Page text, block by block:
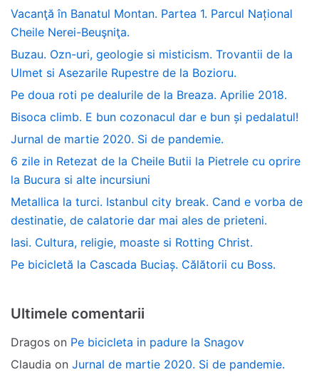
Vacanţă în Banatul Montan. Partea 1. Parcul Național
Cheile Nerei-Beuşniţa.
Buzau. Ozn-uri, geologie si misticism. Trovantii de la
Ulmet si Asezarile Rupestre de la Bozioru.
Pe doua roti pe dealurile de la Breaza. Aprilie 2018.
Bisoca climb. E bun cozonacul dar e bun și pedalatul!
Jurnal de martie 2020. Si de pandemie.
6 zile in Retezat de la Cheile Butii la Pietrele cu oprire
la Bucura si alte incursiuni
Metallica la turci. Istanbul city break. Cand e vorba de
destinatie, de calatorie dar mai ales de prieteni.
Iasi. Cultura, religie, moaste si Rotting Christ.
Pe bicicletă la Cascada Buciaș. Călătorii cu Boss.
Ultimele comentarii
Dragos on Pe bicicleta in padure la Snagov
Claudia on Jurnal de martie 2020. Si de pandemie.